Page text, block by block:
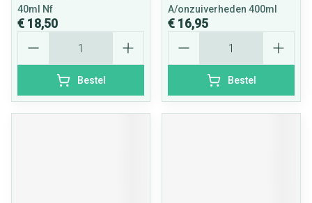
40ml Nf
€ 18,50
Bestel
A/onzuiverheden 400ml
€ 16,95
Bestel